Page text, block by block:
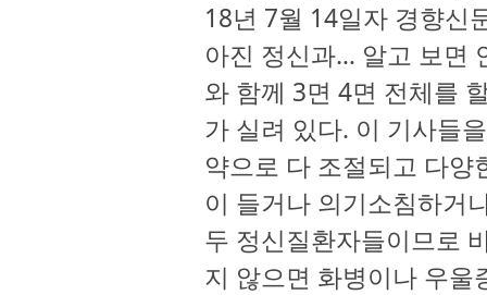
18년 7월 14일자 경향신
아진 정신과… 알고 보면
와 함께 3면 4면 전체를
가 실려 있다. 이 기사들
약으로 다 조절되고 다
이 들거나 의기소침하거
두 정신질환자들이므로
지 않으면 화병이나 우